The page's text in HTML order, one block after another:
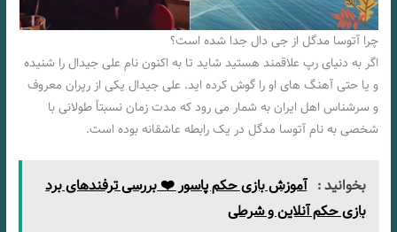
چرا آتوسا مدگل از جی دال جدا شده است؟
اگر به دنیای رپ علاقمند هستید شاید تا به اکنون نام علی جیدال را شنیده
و یا حتی آهنگ‌ های او را گوش کرده اید. علی جیدال یکی از رپران معروف
و سرشناس اهل ایران به شمار می‌ رود که مدت زمان نسبتاً طولانی با
شخصی به نام آتوسا مدگل در یک رابطه عاشقانه بوده است.
بخوانید : آموزش بازی حکم پاسور ❤️ بررسی ترفندهای برد
بازی حکم آنلاین و شرطی